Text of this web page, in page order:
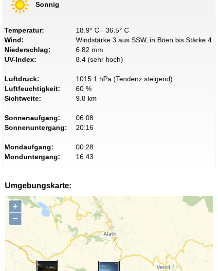
Sonnig
Temperatur:
18.9° C - 36.5° C
Wind:
Windstärke 3 aus SSW, in Böen bis Stärke 4
Niederschlag:
6.82 mm
UV-Index:
8.4 (sehr hoch)
Luftdruck:
1015.1 hPa (Tendenz steigend)
Luftfeuchtigkeit:
60 %
Sichtweite:
9.8 km
Sonnenaufgang:
06:08
Sonnenuntergang:
20:16
Mondaufgang:
00:28
Monduntergang:
16:43
Umgebungskarte:
+
−